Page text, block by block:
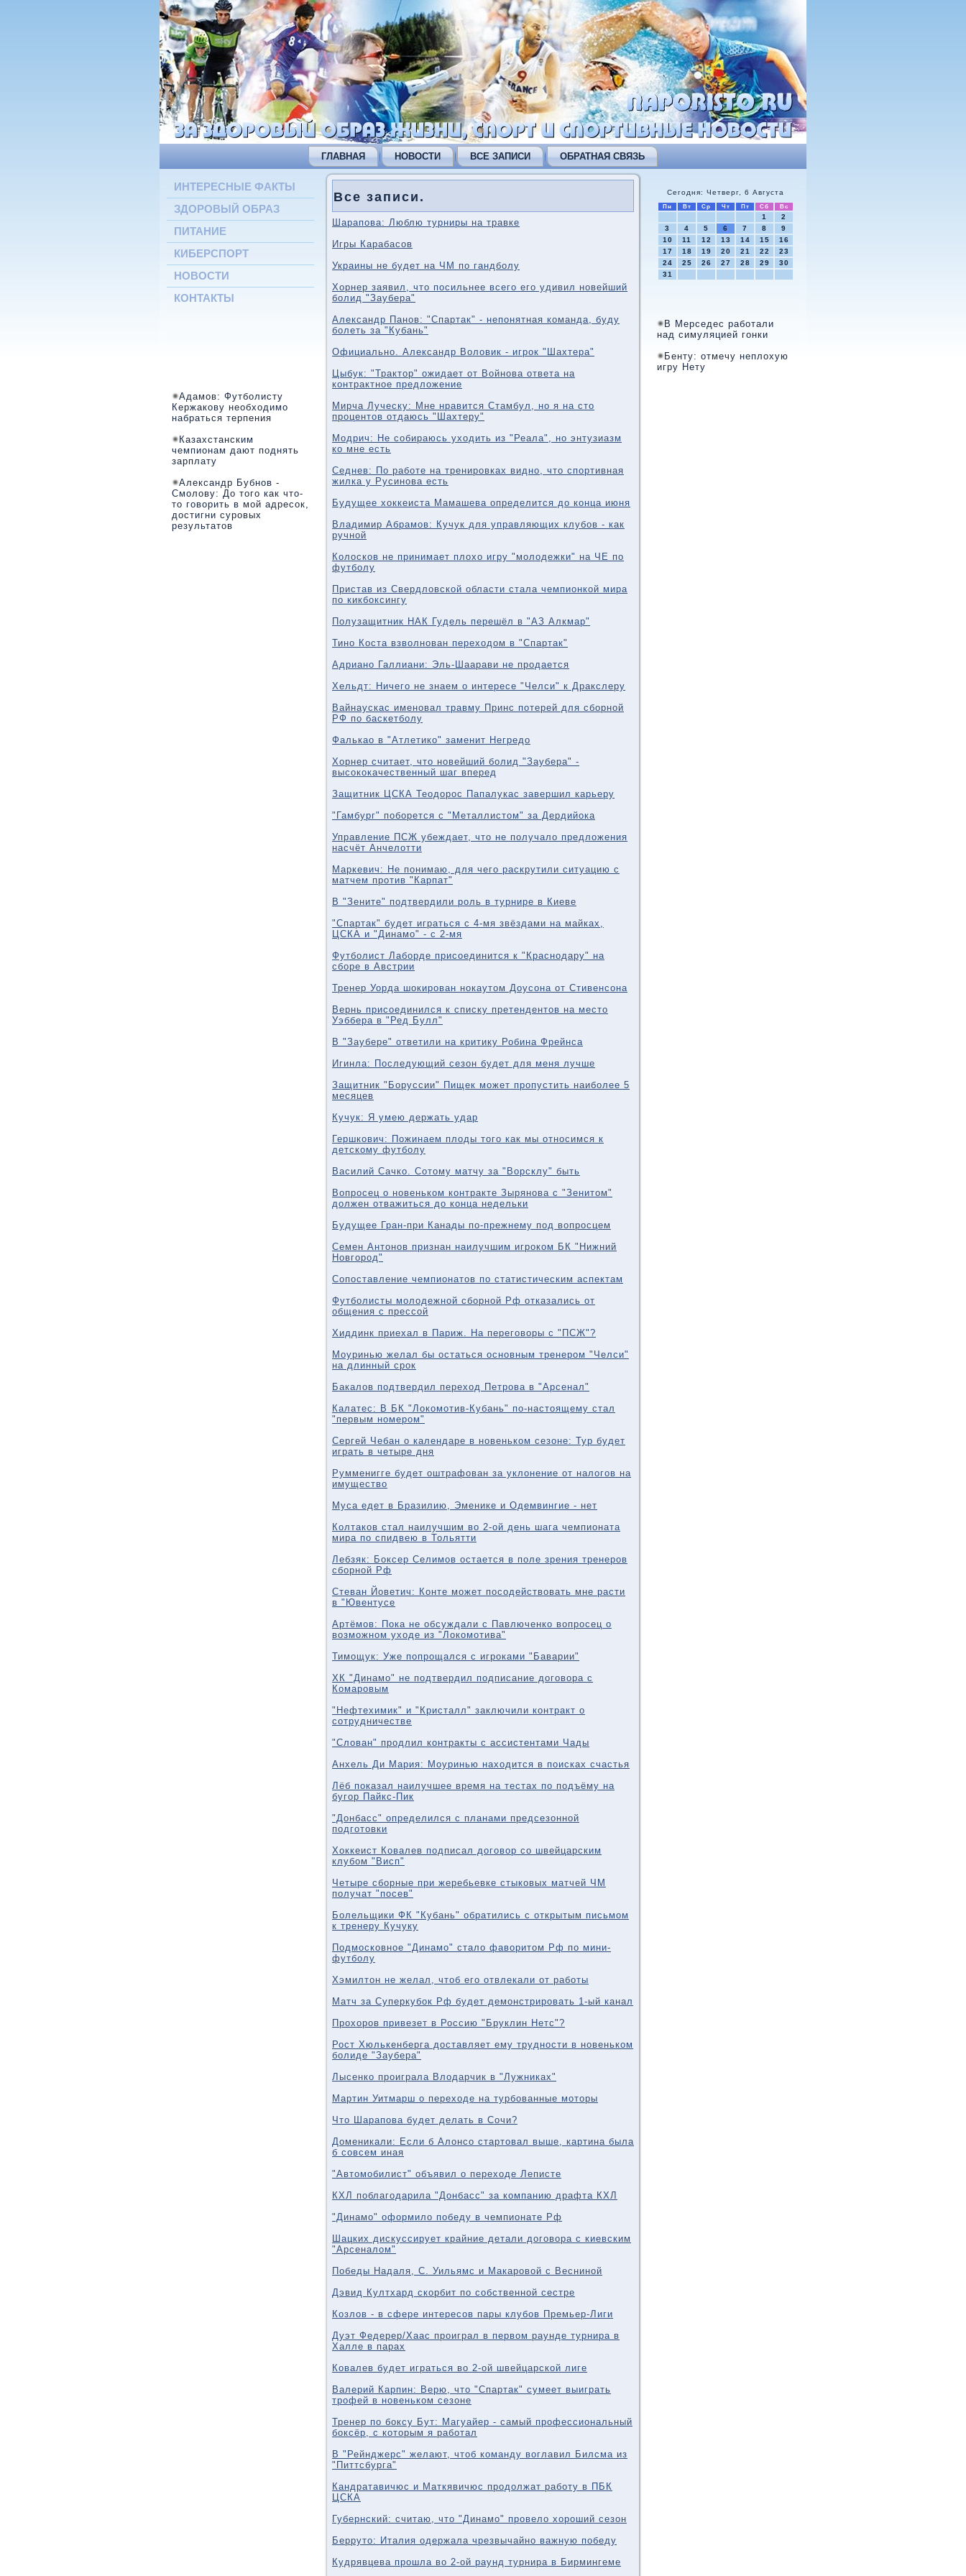
ГЛАВНАЯ НОВОСТИ ВСЕ ЗАПИСИ ОБРАТНАЯ СВЯЗЬ
ИНТЕРЕСНЫЕ ФАКТЫ
ЗДОРОВЫЙ ОБРАЗ
ПИТАНИЕ
КИБЕРСПОРТ
НОВОСТИ
КОНТАКТЫ
Адамов: Футболисту
Кержакову необходимо
набраться терпения
Казахстанским
чемпионам дают поднять
зарплату
Александр Бубнов -
Смолову: До того как что-
то говорить в мой адресок,
достигни суровых
результатов
Все записи.
Шарапова: Люблю турниры на травке
Игры Карабасов
Украины не будет на ЧМ по гандболу
Хорнер заявил, что посильнее всего его удивил новейший
болид "Заубера"
Александр Панов: "Спартак" - непонятная команда, буду
болеть за "Кубань"
Официально. Александр Воловик - игрок "Шахтера"
Цыбук: "Трактор" ожидает от Войнова ответа на
контрактное предложение
Мирча Луческу: Мне нравится Стамбул, но я на сто
процентов отдаюсь "Шахтеру"
Модрич: Не собираюсь уходить из "Реала", но энтузиазм
ко мне есть
Седнев: По работе на тренировках видно, что спортивная
жилка у Русинова есть
Будущее хоккеиста Мамашева определится до конца июня
Владимир Абрамов: Кучук для управляющих клубов - как
ручной
Колосков не принимает плохо игру "молодежки" на ЧЕ по
футболу
Пристав из Свердловской области стала чемпионкой мира
по кикбоксингу
Полузащитник НАК Гудель перешёл в "АЗ Алкмар"
Тино Коста взволнован переходом в "Спартак"
Адриано Галлиани: Эль-Шаарави не продается
Хельдт: Ничего не знаем о интересе "Челси" к Дракслеру
Вайнаускас именовал травму Принс потерей для сборной
РФ по баскетболу
Фалькао в "Атлетико" заменит Негредо
Хорнер считает, что новейший болид "Заубера" -
высококачественный шаг вперед
Защитник ЦСКА Теодорос Папалукас завершил карьеру
"Гамбург" поборется с "Металлистом" за Дердийока
Управление ПСЖ убеждает, что не получало предложения
насчёт Анчелотти
Маркевич: Не понимаю, для чего раскрутили ситуацию с
матчем против "Карпат"
В "Зените" подтвердили роль в турнире в Киеве
"Спартак" будет играться с 4-мя звёздами на майках,
ЦСКА и "Динамо" - с 2-мя
Футболист Лаборде присоединится к "Краснодару" на
сборе в Австрии
Тренер Уорда шокирован нокаутом Доусона от Стивенсона
Вернь присоединился к списку претендентов на место
Уэббера в "Ред Булл"
В "Заубере" ответили на критику Робина Фрейнса
Игинла: Последующий сезон будет для меня лучше
Защитник "Боруссии" Пищек может пропустить наиболее 5
месяцев
Кучук: Я умею держать удар
Гершкович: Пожинаем плоды того как мы относимся к
детскому футболу
Василий Сачко. Сотому матчу за "Ворсклу" быть
Вопросец о новеньком контракте Зырянова с "Зенитом"
должен отважиться до конца недельки
Будущее Гран-при Канады по-прежнему под вопросцем
Семен Антонов признан наилучшим игроком БК "Нижний
Новгород"
Сопоставление чемпионатов по статистическим аспектам
Футболисты молодежной сборной Рф отказались от
общения с прессой
Хиддинк приехал в Париж. На переговоры с "ПСЖ"?
Моуринью желал бы остаться основным тренером "Челси"
на длинный срок
Бакалов подтвердил переход Петрова в "Арсенал"
Калатес: В БК "Локомотив-Кубань" по-настоящему стал
"первым номером"
Сергей Чебан о календаре в новеньком сезоне: Тур будет
играть в четыре дня
Румменигге будет оштрафован за уклонение от налогов на
имущество
Муса едет в Бразилию, Эменике и Одемвингие - нет
Колтаков стал наилучшим во 2-ой день шага чемпионата
мира по спидвею в Тольятти
Лебзяк: Боксер Селимов остается в поле зрения тренеров
сборной Рф
Стеван Йоветич: Конте может посодействовать мне расти
в "Ювентусе
Артёмов: Пока не обсуждали с Павлюченко вопросец о
возможном уходе из "Локомотива"
Тимощук: Уже попрощался с игроками "Баварии"
ХК "Динамо" не подтвердил подписание договора с
Комаровым
"Нефтехимик" и "Кристалл" заключили контракт о
сотрудничестве
"Слован" продлил контракты с ассистентами Чады
Анхель Ди Мария: Моуринью находится в поисках счастья
Лёб показал наилучшее время на тестах по подъёму на
бугор Пайкс-Пик
"Донбасс" определился с планами предсезонной
подготовки
Хоккеист Ковалев подписал договор со швейцарским
клубом "Висп"
Четыре сборные при жеребьевке стыковых матчей ЧМ
получат "посев"
Болельщики ФК "Кубань" обратились с открытым письмом
к тренеру Кучуку
Подмосковное "Динамо" стало фаворитом Рф по мини-
футболу
Хэмилтон не желал, чтоб его отвлекали от работы
Матч за Суперкубок Рф будет демонстрировать 1-ый канал
Прохоров привезет в Россию "Бруклин Нетс"?
Рост Хюлькенберга доставляет ему трудности в новеньком
болиде "Заубера"
Лысенко проиграла Влодарчик в "Лужниках"
Мартин Уитмарш о переходе на турбованные моторы
Что Шарапова будет делать в Сочи?
Доменикали: Если б Алонсо стартовал выше, картина была
б совсем иная
"Автомобилист" объявил о переходе Леписте
КХЛ поблагодарила "Донбасс" за компанию драфта КХЛ
"Динамо" оформило победу в чемпионате Рф
Шацких дискуссирует крайние детали договора с киевским
"Арсеналом"
Победы Надаля, С. Уильямс и Макаровой с Весниной
Дэвид Култхард скорбит по собственной сестре
Козлов - в сфере интересов пары клубов Премьер-Лиги
Дуэт Федерер/Хаас проиграл в первом раунде турнира в
Халле в парах
Ковалев будет играться во 2-ой швейцарской лиге
Валерий Карпин: Верю, что "Спартак" сумеет выиграть
трофей в новеньком сезоне
Тренер по боксу Бут: Магуайер - самый профессиональный
боксёр, с которым я работал
В "Рейнджерс" желают, чтоб команду воглавил Билсма из
"Питтсбурга"
Кандратавичюс и Маткявичюс продолжат работу в ПБК
ЦСКА
Губернский: считаю, что "Динамо" провело хороший сезон
Берруто: Италия одержала чрезвычайно важную победу
Кудрявцева прошла во 2-ой раунд турнира в Бирмингеме
Сегодня: Четверг, 6 Августа
Пн Вт Ср Чт Пт Сб Вс
1
2
3
4 5 6 7 8
9
10
11 12 13 14 15
16
17
18 19 20 21 22
23
24
25 26 27 28 29
30
31
В Мерседес работали
над симуляцией гонки
Бенту: отмечу неплохую
игру Нету